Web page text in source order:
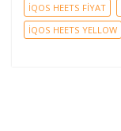
İQOS HEETS FİYAT
İQOS HEETS YELLOW